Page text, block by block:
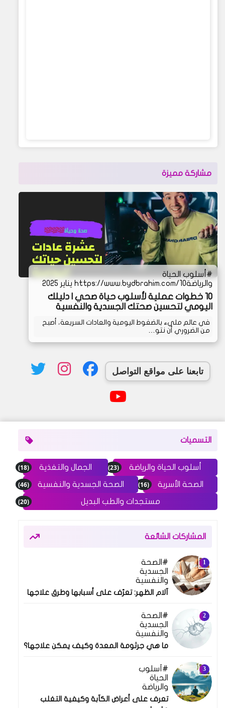
مشاركة مميزة
أسلوب الحياة
والرياضةhttps://www.bydbrahim.com/10 يناير 2025
10 خطوات عملية لأسلوب حياة صحي | دليلك
اليومي لتحسين صحتك الجسدية والنفسية
في عالم مليء بالضغوط اليومية والعادات السريعة، أصبح
من الضروري أن نتو…
تابعنا على مواقع التواصل
التسميات
أسلوب الحياة والرياضة (23) الجمال والتغذية (18)
الصحة الأسرية (16) الصحة الجسدية والنفسية (46)
مستجدات والطب البديل (20)
المشاركات الشائعة
الصحة
الجسدية
والنفسية
آلام الظهر: تعرّف على أسبابها وطرق علاجها
الصحة
الجسدية
والنفسية
ما هي جرثومة المعدة وكيف يمكن علاجها؟
أسلوب
الحياة
والرياضة
تعرف على أعراض الكآبة وكيفية التغلب